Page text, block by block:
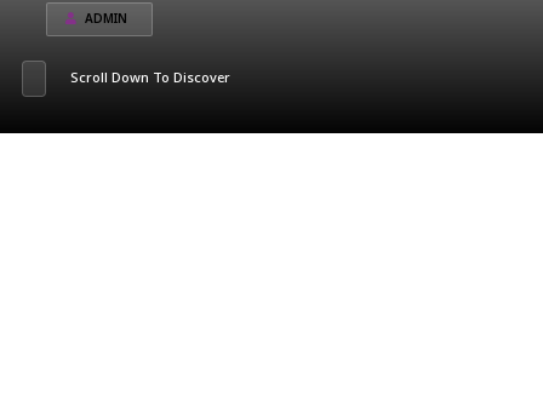
ADMIN
Scroll Down To Discover